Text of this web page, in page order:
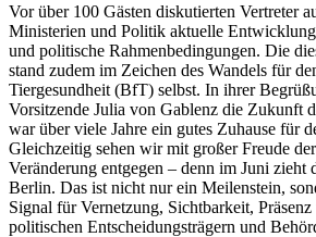
Vor über 100 Gästen diskutierten Vertreter
Ministerien und Politik aktuelle
und politische Rahmenbedingungen. Die
stand zudem im Zeichen des Wandels für
Tiergesundheit (BfT) selbst. In ihrer
Vorsitzende Julia von Gablenz die Zukunft
war über viele Jahre ein gutes Zuhause für
Gleichzeitig sehen wir mit großer Freude
Veränderung entgegen – denn im Juni
Berlin. Das ist nicht nur ein Meilenstein,
Signal für Vernetzung, Sichtbarkeit,
politischen Entscheidungsträgern und